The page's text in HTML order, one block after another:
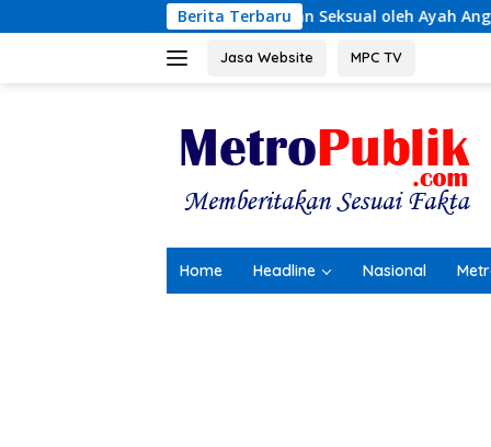
ke
Berita Terbaru
Seksual oleh Ayah Angkat Terungkap!
Jasa Website MPC TV
Home Headline Nasional